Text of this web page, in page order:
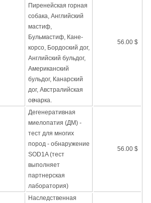
Пиренейская горная
собака, Английский
мастиф,
Бульмастиф, Кане-
корсо, Бордоский дог,
Английский бульдог,
Американский
бульдог, Канарский
дог, Австралийская
овчарка.
56.00 $
Дегенеративная
миелопатия (ДМ) -
тест для многих
пород - обнаружение
SOD1A (тест
выполняет
партнерская
лаборатория)
56.00 $
Наследственная